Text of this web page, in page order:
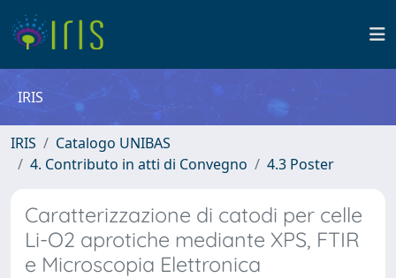
IRIS
IRIS
Catalogo UNIBAS
4. Contributo in atti di Convegno
4.3 Poster
Caratterizzazione di catodi per celle
Li-O2 aprotiche mediante XPS, FTIR
e Microscopia Elettronica